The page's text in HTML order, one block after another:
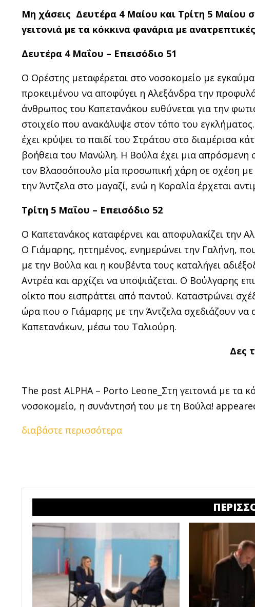
Μη χάσεις Δευτέρα 4 Μαίου και Τρίτη 5 Μαίου
γειτονιά με τα κόκκινα φανάρια με
Δευτέρα 4 Μαΐου – Επεισόδιο 51
Ο Ορέστης μεταφέρεται στο νοσοκομείο µε
προκειμένου να αποφύγει η Αλεξάνδρα την
άνθρωπος του Καπετανάκου ευθύνεται για την
στοιχείο που ανακάλυψε στον τόπο του
έχει κρύψει το παιδί του Στράτου στο διαμέρισα
βοήθεια του Μανώλη. Η Βούλα έχει µια απρόσμενη
τον Βλασσόπουλο µία προσωπική χάρη σε σχέση µε
την Άντζελα στο µαγαζί, ενώ η Κοραλία έρχεται
Τρίτη 5 Μαΐου – Επεισόδιο 52
Ο Καπετανάκος καταφέρνει και αποφυλακίζει την
Ο Γιάµαρης, ηττημένος, ενημερώνει την Γαλήνη,
µε την Βούλα και η κουβέντα τους καταλήγει
Αντρέα και αρχίζει να υποψιάζεται. Ο Βούλγαρης
οίκτο που εισπράττει από παντού. Καταστρώνει
ώρα που ο Γιάµαρης µε την Άντζελα σχεδιάζουν
Καπετανάκων, µέσω του Ταλιούρη.
Δες
The post ALPHA – Porto Leone_Στη γειτονιά με τα
νοσοκομείο, η συνάντησή του με τη Βούλα!
διαβάστε περισσότερα